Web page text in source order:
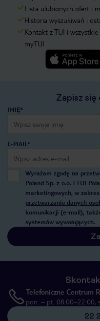
Lista ulubionych ofert i
Historia wyszukiwań i
Kontakt z TUI i
myTUI
Zapisz
IMIĘ*
E-MAIL*
Wyrażam zgodę na
Poland Sp. z o.o. i TUI
marketingowych, w
przetwarzaniu danych
komunikacji (e-mail),
systemów wywołujących.
Telefoniczne Centrum
pon. – pt. 08:00–22:00,
22